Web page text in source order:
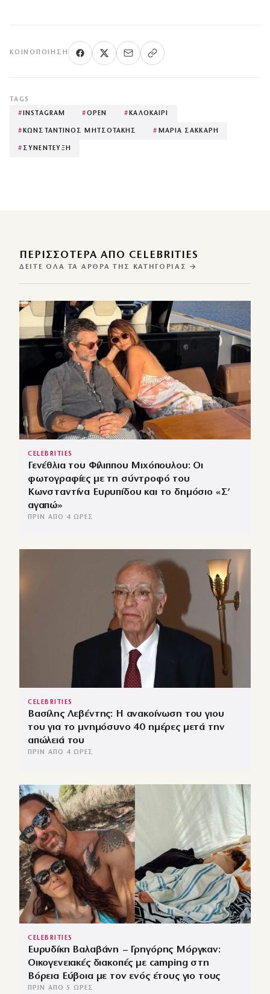
ΚΟΙΝΟΠΟΊΗΣΗ
TAGS
# INSTAGRAM #OPEN # ΚΑΛΟΚΑΙΡΙ
# ΚΩΝΣΤΑΝΤΙΝΟΣ ΜΗΤΣΟΤΑΚΗΣ # ΜΑΡΙΑ ΣΑΚΚΑΡΗ
# ΣΥΝΕΝΤΕΥΞΗ
ΠΕΡΙΣΣΌΤΕΡΑ ΑΠΌ CELEBRITIES
ΔΕΊΤΕ ΌΛΑ ΤΑ ΆΡΘΡΑ ΤΗΣ ΚΑΤΗΓΟΡΊΑΣ →
CELEBRITIES
Γενέθλια του Φίλιππου Μιχόπουλου: Οι
φωτογραφίες με τη σύντροφό του
Κωνσταντίνα Ευρυπίδου και το δημόσιο «Σ’
αγαπώ»
ΠΡΙΝ ΑΠΌ 4 ΏΡΕΣ
CELEBRITIES
Βασίλης Λεβέντης: Η ανακοίνωση του γιου
του για το μνημόσυνο 40 ημέρες μετά την
απώλειά του
ΠΡΙΝ ΑΠΌ 4 ΏΡΕΣ
CELEBRITIES
Ευρυδίκη Βαλαβάνη – Γρηγόρης Μόργκαν:
Οικογενειακές διακοπές με camping στη
Βόρεια Εύβοια με τον ενός έτους γιο τους
ΠΡΙΝ ΑΠΌ 5 ΏΡΕΣ